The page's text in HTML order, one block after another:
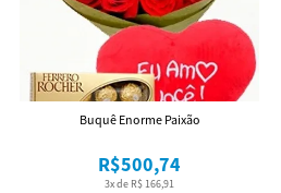
3x de R$ 166,91
R$500,74
Buquê Enorme Paixão